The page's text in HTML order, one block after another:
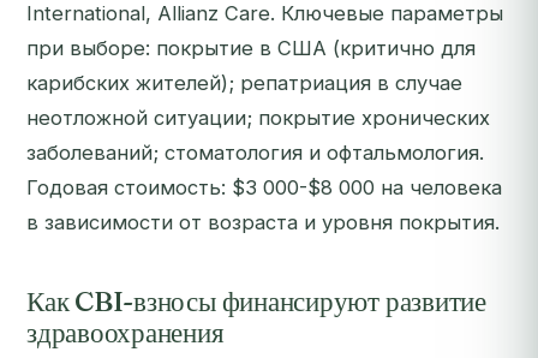
International, Allianz Care. Ключевые параметры
при выборе: покрытие в США (критично для
карибских жителей); репатриация в случае
неотложной ситуации; покрытие хронических
заболеваний; стоматология и офтальмология.
Годовая стоимость: $3 000-$8 000 на человека
в зависимости от возраста и уровня покрытия.
Как CBI-взносы финансируют развитие
здравоохранения